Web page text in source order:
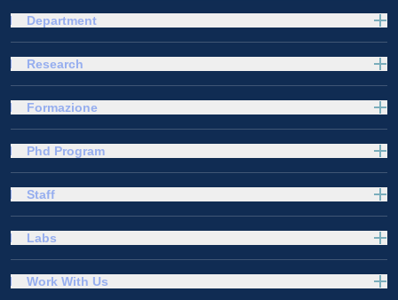
Department
Research
Formazione
Phd Program
Staff
Labs
Work With Us